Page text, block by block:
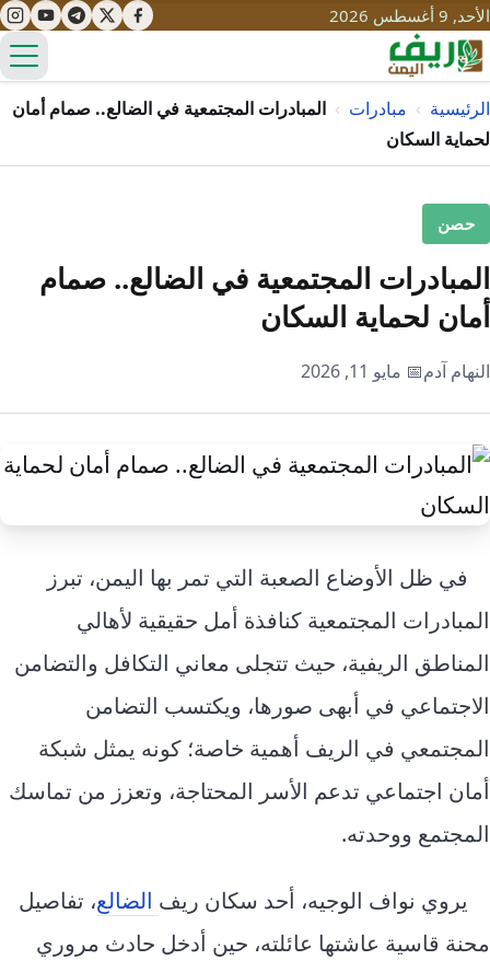
الأحد, 9 أغسطس 2026
صحة
مياه
طرُق
تنمية
قصص نجاح
مبادرات
سياحة
تراث
ثقافة
إرشاد زراعي
نساء
قضايا
قصة
انفوجرافيك
الرئيسية › مبادرات › المبادرات المجتمعية في الضالع.. صمام أمان
لحماية السكان
حصن
المبادرات المجتمعية في الضالع.. صمام
أمان لحماية السكان
النهام آدم📅 مايو 11, 2026
في ظل الأوضاع الصعبة التي تمر بها اليمن، تبرز
المبادرات المجتمعية كنافذة أمل حقيقية لأهالي
المناطق الريفية، حيث تتجلى معاني التكافل والتضامن
الاجتماعي في أبهى صورها، ويكتسب التضامن
المجتمعي في الريف أهمية خاصة؛ كونه يمثل شبكة
أمان اجتماعي تدعم الأسر المحتاجة، وتعزز من تماسك
المجتمع ووحدته.
يروي نواف الوجيه، أحد سكان ريف الضالع، تفاصيل
محنة قاسية عاشتها عائلته، حين أدخل حادث مروري